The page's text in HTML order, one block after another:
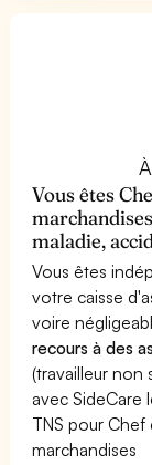
Vous êtes
maladie,
Vous êtes
votre caisse
voire
recours à des
(travailleur non
avec SideCare
TNS pour
marchandises